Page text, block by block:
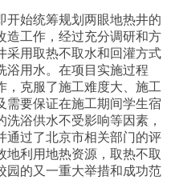
开始统筹规划两眼地热井的
造工作，经过充分调研和方
采用取热不取水和回灌方式
浴用水。在项目实施过程
，克服了施工难度大、施工
需要保证在施工期间学生宿
浴供水不受影响等因素，
通过了北京市相关部门的评
地利用地热资源，取热不取
园的又一重大举措和成功范